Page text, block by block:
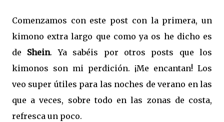
Comenzamos con este post con la primera, un
kimono extra largo que como ya os he dicho es
de Shein. Ya sabéis por otros posts que los
kimonos son mi perdición. ¡Me encantan! Los
veo super útiles para las noches de verano en las
que a veces, sobre todo en las zonas de costa,
refresca un poco.